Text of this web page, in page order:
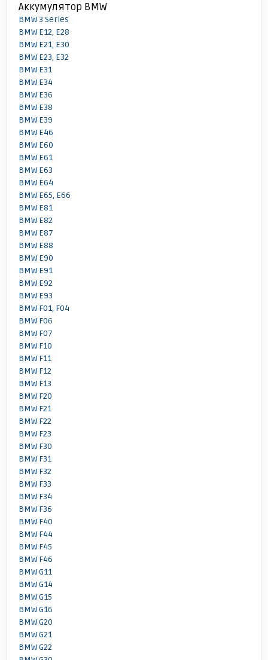
Аккумулятор BMW
BMW 3 Series
BMW E12, E28
BMW E21, E30
BMW E23, E32
BMW E31
BMW E34
BMW E36
BMW E38
BMW E39
BMW E46
BMW E60
BMW E61
BMW E63
BMW E64
BMW E65, E66
BMW E81
BMW E82
BMW E87
BMW E88
BMW E90
BMW E91
BMW E92
BMW E93
BMW F01, F04
BMW F06
BMW F07
BMW F10
BMW F11
BMW F12
BMW F13
BMW F20
BMW F21
BMW F22
BMW F23
BMW F30
BMW F31
BMW F32
BMW F33
BMW F34
BMW F36
BMW F40
BMW F44
BMW F45
BMW F46
BMW G11
BMW G14
BMW G15
BMW G16
BMW G20
BMW G21
BMW G22